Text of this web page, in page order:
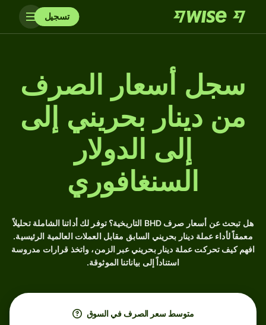
تسجيل
سجل أسعار الصرف
من دينار بحريني إلى
إلى الدولار
السنغافوري
هل تبحث عن أسعار صرف BHD التاريخية؟ توفر لك أداتنا الشاملة تحليلاً
معمقاً لأداء عملة دينار بحريني السابق مقابل العملات العالمية الرئيسية.
افهم كيف تحركت عملة دينار بحريني عبر الزمن، واتخذ قرارات مدروسة
استناداً إلى بياناتنا الموثوقة.
متوسط ​​سعر الصرف في السوق